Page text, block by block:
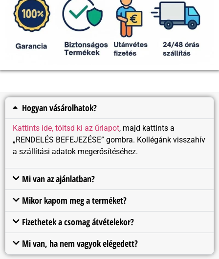
Hogyan vásárolhatok?
Kattints ide, töltsd ki az űrlapot, majd kattints a
„RENDELÉS BEFEJEZÉSE” gombra. Kollégánk visszahív
a szállítási adatok megerősítéséhez.
Mi van az ajánlatban?
Mikor kapom meg a terméket?
Fizethetek a csomag átvételekor?
Mi van, ha nem vagyok elégedett?